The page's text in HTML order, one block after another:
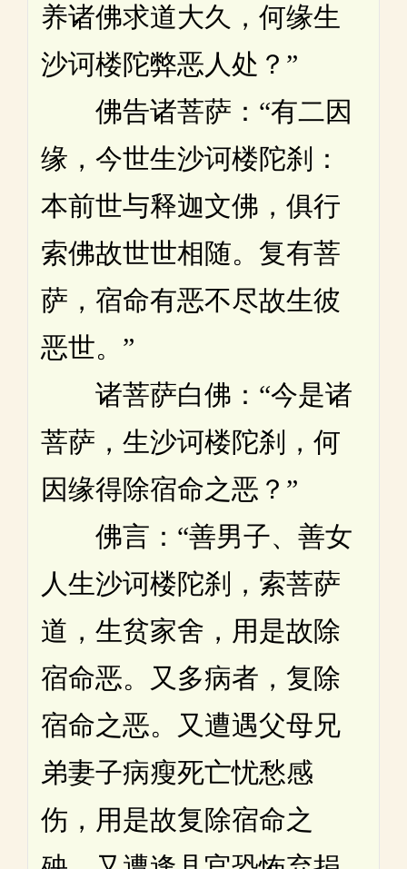
养诸佛求道大久，何缘生
沙诃楼陀弊恶人处？”
佛告诸菩萨：“有二因
缘，今世生沙诃楼陀刹：
本前世与释迦文佛，俱行
索佛故世世相随。复有菩
萨，宿命有恶不尽故生彼
恶世。”
诸菩萨白佛：“今是诸
菩萨，生沙诃楼陀刹，何
因缘得除宿命之恶？”
佛言：“善男子、善女
人生沙诃楼陀刹，索菩萨
道，生贫家舍，用是故除
宿命恶。又多病者，复除
宿命之恶。又遭遇父母兄
弟妻子病瘦死亡忧愁感
伤，用是故复除宿命之